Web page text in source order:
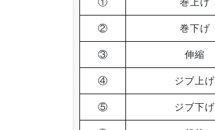
② 巻下げ
③ 伸縮
④ ジブ上げ
⑤ ジブ下げ